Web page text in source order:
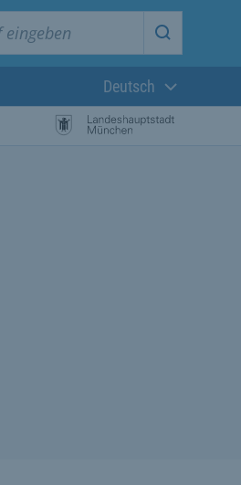
Suche
Aktuelle
Deutsch